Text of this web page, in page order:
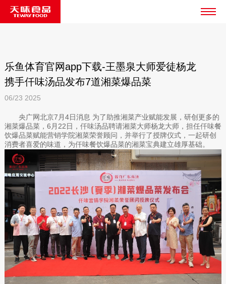
乐鱼体育官网app下载-王墨泉大师爱徒杨龙
携手仟味汤品发布7道湘菜爆品菜
06/23 2025
央广网北京7月4日消息 为了助推湘菜产业赋能发展，研创更多的
湘菜爆品菜，6月22日，仟味汤品聘请湘菜大师杨龙大师，担任仟味餐
饮爆品菜赋能营销学院湘菜荣誉顾问，并举行了授牌仪式，一起研创
消费者喜爱的味道，为仟味餐饮爆品菜的湘菜宝典建立雄厚基础。